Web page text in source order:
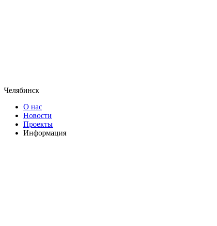
Челябинск
О нас
Новости
Проекты
Информация